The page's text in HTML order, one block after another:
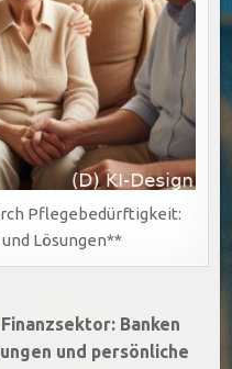
Pflegebedürftigkeit:
Lösungen**
Banken
und persönliche